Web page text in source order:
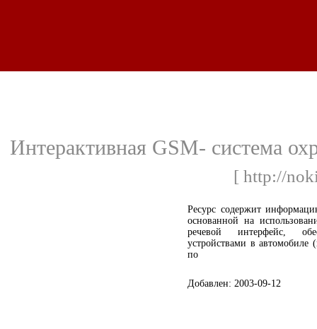
Интерактивная GSM- система
[ http://
Ресурс содержит
основанной на
речевой интерфейс,
устройствами в
по
Добавлен: 2003-09-12